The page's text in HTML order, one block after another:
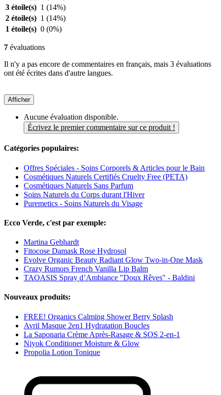
3 étoile(s) 1 (14%)
2 étoile(s) 1 (14%)
1 étoile(s) 0 (0%)
7 évaluations
Il n'y a pas encore de commentaires en français, mais 3 évaluations
ont été écrites dans d'autre langues.
Afficher
Aucune évaluation disponible.
Écrivez le premier commentaire sur ce produit !
Catégories populaires:
Offres Spéciales - Soins Corporels & Articles pour le Bain
Cosmétiques Naturels Certifiés Cruelty Free (PETA)
Cosmétiques Naturels Sans Parfum
Soins Naturels du Corps durant l'Hiver
Puremetics - Soins Naturels du Visage
Ecco Verde, c'est par exemple:
Martina Gebhardt
Fitocose Damask Rose Hydrosol
Evolve Organic Beauty Radiant Glow Two-in-One Mask
Crazy Rumors French Vanilla Lip Balm
TAOASIS Spray d’Ambiance "Doux Rêves" - Baldini
Nouveaux produits:
FREE! Organics Calming Shower Berry Splash
Avril Masque 2en1 Hydratation Boucles
La Saponaria Crème Après-Rasage & SOS 2-en-1
Niyok Conditioner Moisture & Glow
Propolia Lotion Tonique